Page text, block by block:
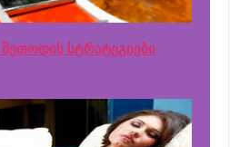
სტრატეგიები